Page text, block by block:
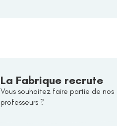
La Fabrique recrute
Vous souhaitez faire partie de nos
professeurs ?